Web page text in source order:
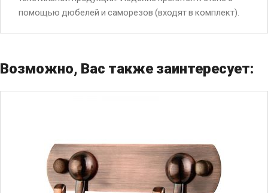
помощью дюбелей и саморезов (входят в комплект).
Возможно, Вас также заинтересует: